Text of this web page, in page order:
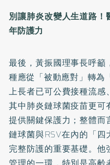
別讓肺炎改變人生道路
年防護力
最後，黃振國理事長呼
種應從「被動應對」轉
上長者已可公費接種流感
其中肺炎鏈球菌疫苗更可
提供關鍵保護力；整體
鏈球菌與RSV在內的「
完整防護的重要基礎。